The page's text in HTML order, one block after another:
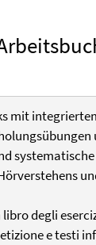
mit
degli
e testi